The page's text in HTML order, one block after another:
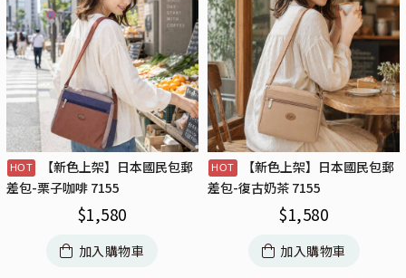
【新色上架】日本國民包郵
差包-栗子咖啡 7155
$1,580
加入購物車
【新色上架】日本國民包郵
差包-復古奶茶 7155
$1,580
加入購物車